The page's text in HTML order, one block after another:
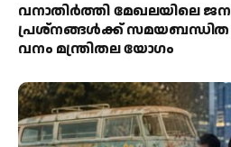
വനാതിർത്തി മേഖലയിലെ
പ്രശ്നങ്ങൾക്ക് സമയബന്ധിത
വനം മന്ത്രിതല യോഗം